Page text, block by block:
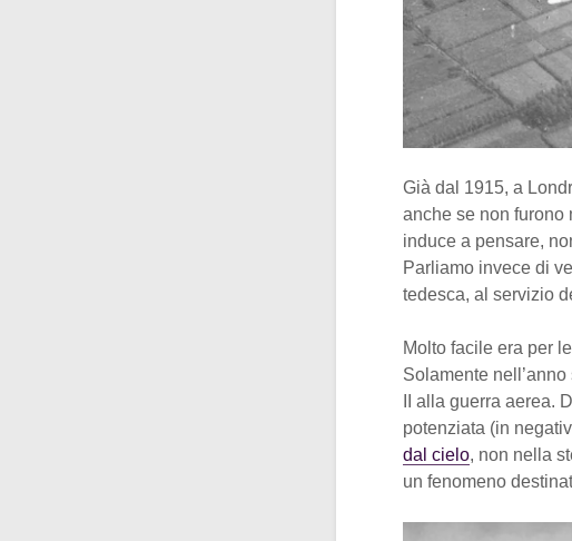
Già dal 1915, a
anche se non furono
induce a pensare,
Parliamo invece di
tedesca, al servizio
Molto facile era per
Solamente
II alla guerra aerea.
potenziata (in
dal cielo, non nella
un fenomeno